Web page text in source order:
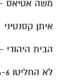
היו 23 חברי מועצה.
להורדת